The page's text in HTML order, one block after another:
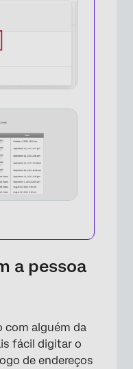
a pessoa
com alguém da
fácil digitar o
de endereços